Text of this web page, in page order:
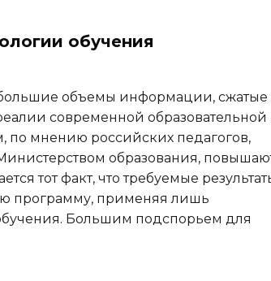
обучения
объемы информации, сжатые
современной образовательной
по мнению российских педагогов,
образования,
тот факт, что требуемые
программу, применяя лишь
Большим подспорьем для